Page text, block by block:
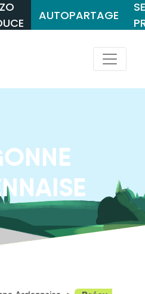
AUTOPARTAGE